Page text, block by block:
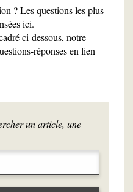
? Les questions les plus
ici.
ci-dessous, notre
réponses en lien
un article, une